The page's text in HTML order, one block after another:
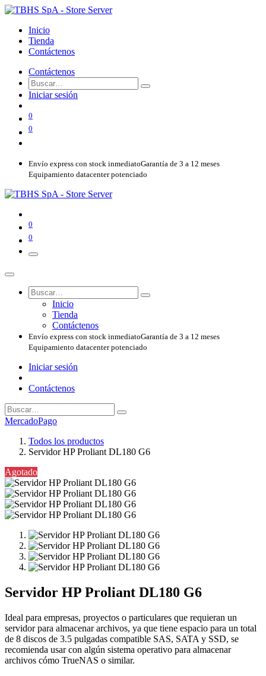
Inicio
Tienda
Contáctenos
Contáctenos
Iniciar sesión
0
0
Envío express con stock inmediatoGarantía de 3 a 12 meses
Equipamiento datacenter potenciado
0
0
Inicio
Tienda
Contáctenos
Envío express con stock inmediatoGarantía de 3 a 12 meses
Equipamiento datacenter potenciado
Iniciar sesión
Contáctenos
MercadoPago
Todos los productos
Servidor HP Proliant DL180 G6
Agotado
Servidor HP Proliant DL180 G6
Ideal para empresas, proyectos o particulares que requieran un
servidor para almacenar archivos, ya que tiene espacio para un total
de 8 discos de 3.5 pulgadas compatible SAS, SATA y SSD, se
recomienda usar con algún sistema operativo para almacenar
archivos cómo TrueNAS o similar.